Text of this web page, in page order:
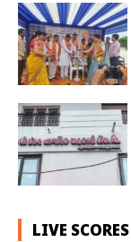
LIVE SCORES